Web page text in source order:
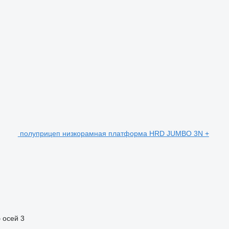
полуприцеп низкорамная платформа HRD JUMBO 3N +
осей 3